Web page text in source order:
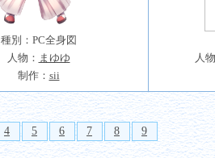
種別：PC全身図
人物： まゆゆ
制作： sii
人
4 5 6 7 8 9